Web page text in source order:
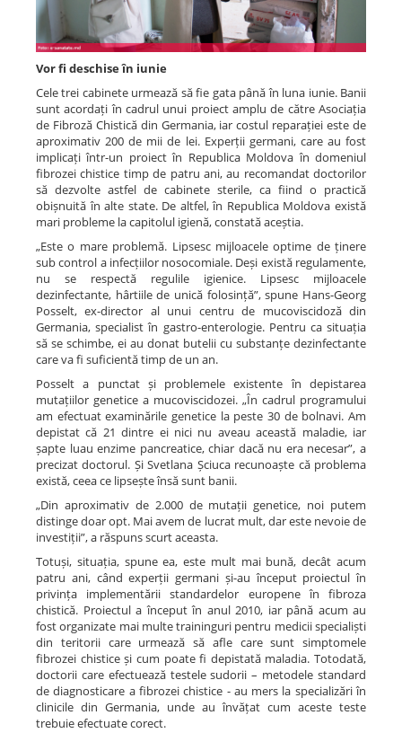
Vor fi deschise în iunie
Cele trei cabinete urmează să fie gata până în luna iunie. Banii
sunt acordați în cadrul unui proiect amplu de către Asociația
de Fibroză Chistică din Germania, iar costul reparației este de
aproximativ 200 de mii de lei. Experții germani, care au fost
implicați într-un proiect în Republica Moldova în domeniul
fibrozei chistice timp de patru ani, au recomandat doctorilor
să dezvolte astfel de cabinete sterile, ca fiind o practică
obișnuită în alte state. De altfel, în Republica Moldova există
mari probleme la capitolul igienă, constată aceștia.
„Este o mare problemă. Lipsesc mijloacele optime de ținere
sub control a infecțiilor nosocomiale. Deși există regulamente,
nu se respectă regulile igienice. Lipsesc mijloacele
dezinfectante, hârtiile de unică folosință”, spune Hans-Georg
Posselt, ex-director al unui centru de mucoviscidoză din
Germania, specialist în gastro-enterologie. Pentru ca situația
să se schimbe, ei au donat butelii cu substanțe dezinfectante
care va fi suficientă timp de un an.
Posselt a punctat și problemele existente în depistarea
mutațiilor genetice a mucoviscidozei. „În cadrul programului
am efectuat examinările genetice la peste 30 de bolnavi. Am
depistat că 21 dintre ei nici nu aveau această maladie, iar
șapte luau enzime pancreatice, chiar dacă nu era necesar”, a
precizat doctorul. Și Svetlana Șciuca recunoaște că problema
există, ceea ce lipsește însă sunt banii.
„Din aproximativ de 2.000 de mutații genetice, noi putem
distinge doar opt. Mai avem de lucrat mult, dar este nevoie de
investiții”, a răspuns scurt aceasta.
Totuși, situația, spune ea, este mult mai bună, decât acum
patru ani, când experții germani și-au început proiectul în
privința implementării standardelor europene în fibroza
chistică. Proiectul a început în anul 2010, iar până acum au
fost organizate mai multe traininguri pentru medicii specialiști
din teritorii care urmează să afle care sunt simptomele
fibrozei chistice și cum poate fi depistată maladia. Totodată,
doctorii care efectuează testele sudorii – metodele standard
de diagnosticare a fibrozei chistice - au mers la specializări în
clinicile din Germania, unde au învățat cum aceste teste
trebuie efectuate corect.